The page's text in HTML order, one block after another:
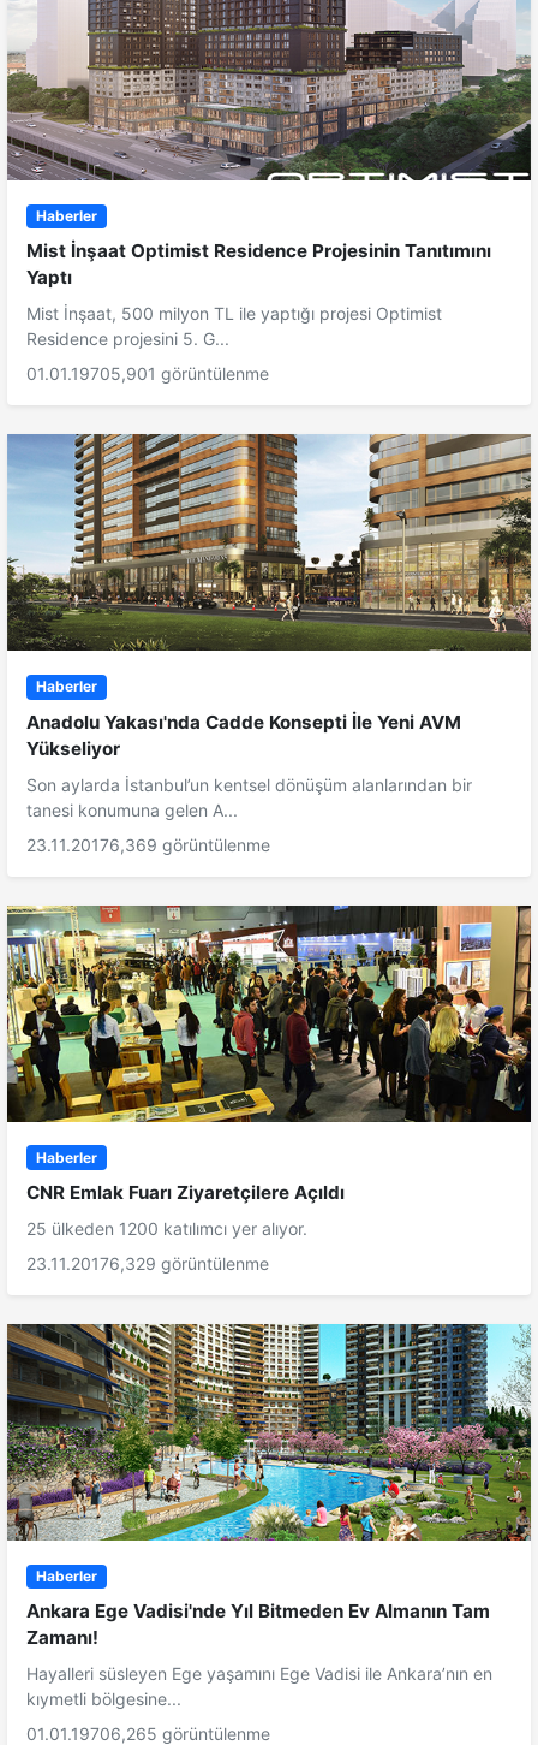
Haberler
Mist İnşaat Optimist Residence Projesinin Tanıtımını
Yaptı
Mist İnşaat, 500 milyon TL ile yaptığı projesi Optimist
Residence projesini 5. G...
01.01.19705,901 görüntülenme
Haberler
Anadolu Yakası'nda Cadde Konsepti İle Yeni AVM
Yükseliyor
Son aylarda İstanbul’un kentsel dönüşüm alanlarından bir
tanesi konumuna gelen A...
23.11.20176,369 görüntülenme
Haberler
CNR Emlak Fuarı Ziyaretçilere Açıldı
25 ülkeden 1200 katılımcı yer alıyor.
23.11.20176,329 görüntülenme
Haberler
Ankara Ege Vadisi'nde Yıl Bitmeden Ev Almanın Tam
Zamanı!
Hayalleri süsleyen Ege yaşamını Ege Vadisi ile Ankara’nın en
kıymetli bölgesine...
01.01.19706,265 görüntülenme